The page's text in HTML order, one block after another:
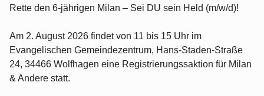
Rette den 6-jährigen Milan – Sei DU sein Held (m/w/d)!
Am 2. August 2026 findet von 11 bis 15 Uhr im
Evangelischen Gemeindezentrum, Hans-Staden-Straße
24, 34466 Wolfhagen eine Registrierungssaktion für Milan
& Andere statt.